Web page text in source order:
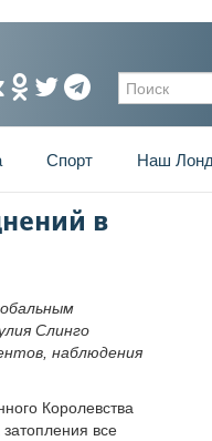
Спорт Наш
в
Слинго
наблюдения
Королевства
все